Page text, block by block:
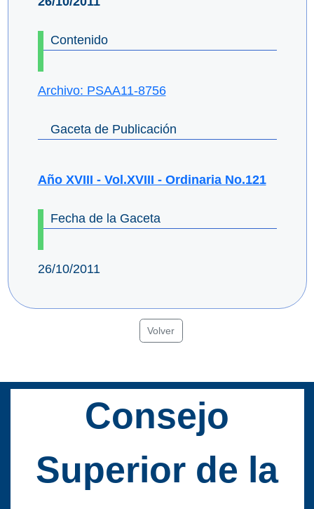
Contenido
Archivo: PSAA11-8756
Gaceta de Publicación
Año XVIII - Vol.XVIII - Ordinaria No.121
Fecha de la Gaceta
26/10/2011
Volver
Consejo
Superior de la